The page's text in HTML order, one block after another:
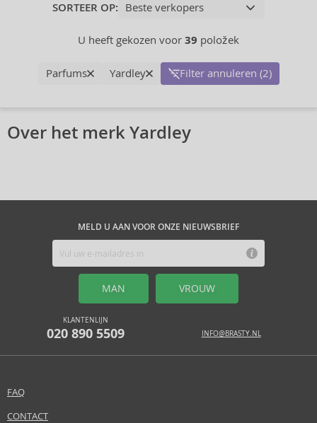
SORTEER OP:
U heeft gekozen voor 39 položek
Parfums Yardley Filter annuleren (2)
Over het merk Yardley
MELD U AAN VOOR ONZE NIEUWSBRIEF
MAN VROUW
KLANTENLIJN
020 890 5509 INFO@BRASTY.NL
FAQ
CONTACT